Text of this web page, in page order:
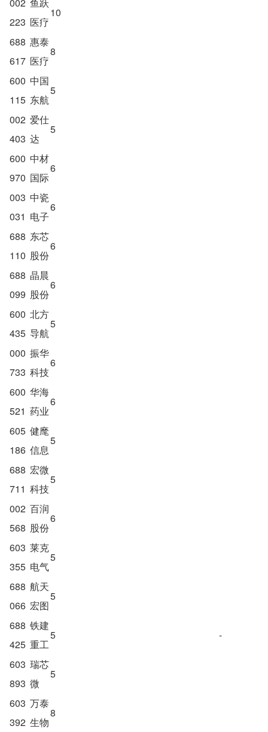
223 医疗
10
688
617
惠泰
医疗
8
600
115
中国
东航
5
002
403
爱仕
达
5
600
970
中材
国际
6
003
031
中瓷
电子
6
688
110
东芯
股份
6
688
099
晶晨
股份
6
600
435
北方
导航
5
000
733
振华
科技
6
600
521
华海
药业
6
605
186
健麾
信息
5
688
711
宏微
科技
5
002
568
百润
股份
6
603
355
莱克
电气
5
688
066
航天
宏图
5
688
425
铁建
重工
5 -
603
893
瑞芯
微
5
603
392
万泰
生物
8